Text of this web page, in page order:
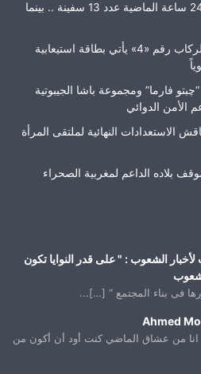
ميناء_دمياط استقبل خلال الـ 24 ساعة الماضية عدد 13 سفينة .. بينما
وزير الطيران: مشروع مبني الركاب رقم «4» يأتي بطاقة استيعابية
فارما” ومجموعة باشا الجيبوتية
الأمن الدوائي
الاستعدادات النهائية لملتقى المرأة
بلاده الداعم لمغربية الصحراء
الشعوب : " على قدر النوايا تكون
فى بناء المجتمع “ […]...
Ahmed
انا من عشاق الماضي كنت أود أن أكون من